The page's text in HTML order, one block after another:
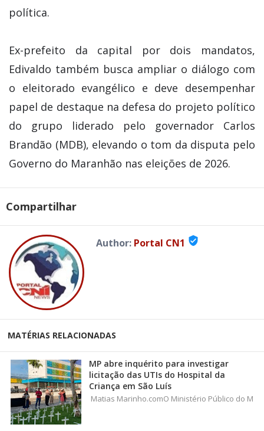
política.
Ex-prefeito da capital por dois mandatos,
Edivaldo também busca ampliar o diálogo com
o eleitorado evangélico e deve desempenhar
papel de destaque na defesa do projeto político
do grupo liderado pelo governador Carlos
Brandão (MDB), elevando o tom da disputa pelo
Governo do Maranhão nas eleições de 2026.
Compartilhar
Author: Portal CN1 verified_user
MATÉRIAS RELACIONADAS
MP abre inquérito para investigar
licitação das UTIs do Hospital da
Criança em São Luís
Matias Marinho.comO Ministério Público do M